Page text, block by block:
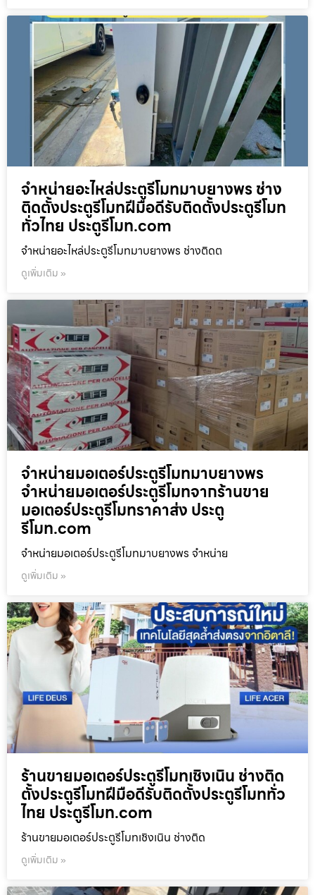
จำหน่ายอะไหล่ประตูรีโมทมาบยางพร ช่าง
ติดตั้งประตูรีโมทฝีมือดีรับติดตั้งประตูรีโมท
ทั่วไทย ประตูรีโมท.com
จำหน่ายอะไหล่ประตูรีโมทมาบยางพร ช่างติดต
ดูเพิ่มเติม »
จำหน่ายมอเตอร์ประตูรีโมทมาบยางพร
จำหน่ายมอเตอร์ประตูรีโมทจากร้านขาย
มอเตอร์ประตูรีโมทราคาส่ง ประตู
รีโมท.com
จำหน่ายมอเตอร์ประตูรีโมทมาบยางพร จำหน่าย
ดูเพิ่มเติม »
ร้านขายมอเตอร์ประตูรีโมทเชิงเนิน ช่างติด
ตั้งประตูรีโมทฝีมือดีรับติดตั้งประตูรีโมททั่ว
ไทย ประตูรีโมท.com
ร้านขายมอเตอร์ประตูรีโมทเชิงเนิน ช่างติด
ดูเพิ่มเติม »